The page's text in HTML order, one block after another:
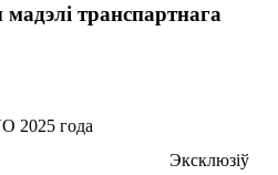
транспартнага
2025 года
Эксклюзіў